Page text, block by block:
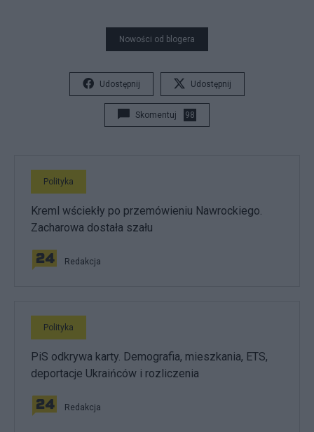
Nowości od blogera
Udostępnij Udostępnij
Skomentuj 98
Polityka
Kreml wściekły po przemówieniu Nawrockiego.
Zacharowa dostała szału
Redakcja
Polityka
PiS odkrywa karty. Demografia, mieszkania, ETS,
deportacje Ukraińców i rozliczenia
Redakcja